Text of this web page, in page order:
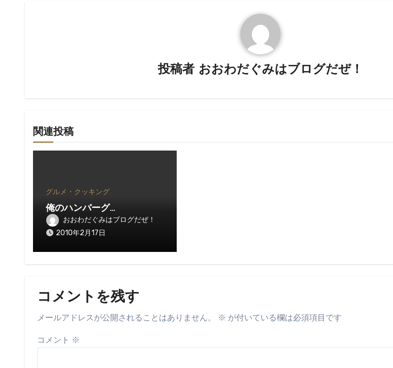
投稿者 おおわだぐみはブログだぜ！
関連投稿
グルメ・クッキング
俺のハンバーグ…
おおわだぐみはブログだぜ！
2010年2月17日
コメントを残す
メールアドレスが公開されることはありません。 ※ が付いている欄は必須項目です
コメント ※